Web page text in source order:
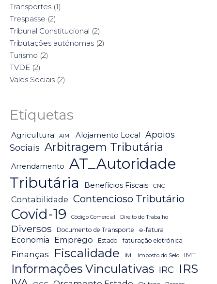
Transportes (1)
Trespasse (2)
Tribunal Constitucional (2)
Tributações autónomas (2)
Turismo (2)
TVDE (2)
Vales Sociais (2)
Etiquetas
Agricultura AIMI Alojamento Local
Apoios
Sociais Arbitragem Tributária
Arrendamento
AT_Autoridade
Tributária
Benefícios Fiscais CNC
Contabilidade Contencioso Tributário
Covid-19 Código Comercial Direito do Trabalho
Diversos Documento de Transporte e-fatura
Economia Emprego Estado faturação eletrónica
Finanças Fiscalidade IMI Imposto do Selo IMT
Informações Vinculativas IRC IRS